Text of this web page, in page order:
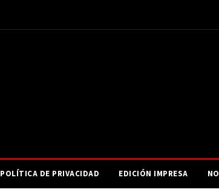
POLÍTICA DE PRIVACIDAD EDICIÓN IMPRESA